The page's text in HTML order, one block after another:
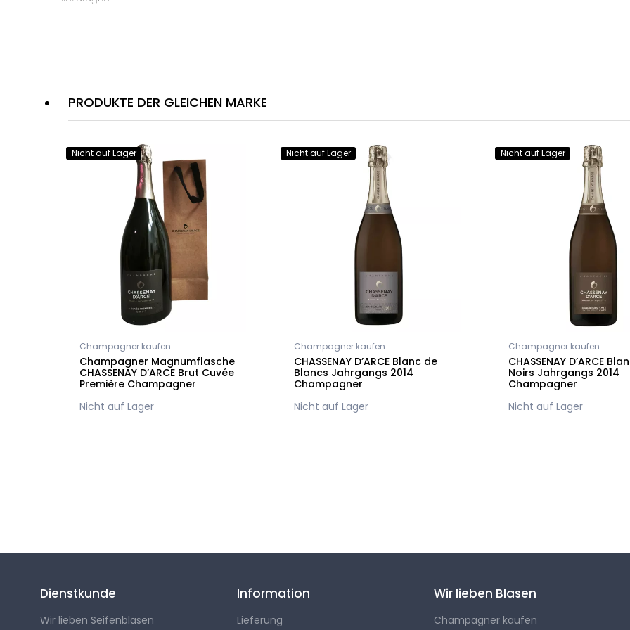
PRODUKTE DER GLEICHEN MARKE
Nicht auf Lager
Champagner kaufen
Champagner Magnumflasche
CHASSENAY D’ARCE Brut Cuvée
Première Champagner
Nicht auf Lager
Nicht auf Lager
Champagner kaufen
CHASSENAY D’ARCE Blanc de
Blancs Jahrgangs 2014
Champagner
Nicht auf Lager
Nicht auf Lager
Champagner kaufen
CHASSENAY D’ARCE
Noirs Jahrgangs 2014
Champagner
Nicht auf Lager
Dienstkunde
Wir lieben Seifenblasen
Information
Lieferung
Wir lieben Blasen
Champagner kaufen